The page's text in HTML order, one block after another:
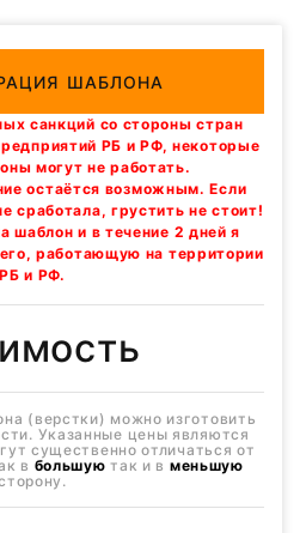
ШАБЛОНА
санкций со стороны стран
РБ и РФ, некоторые
могут не работать.
остаётся возможным. Если
сработала, грустить не стоит!
шаблон и в течение 2 дней я
работающую на территории
РБ и РФ.
(верстки) можно изготовить
Указанные цены являются
существенно отличаться от
в большую так и в меньшую